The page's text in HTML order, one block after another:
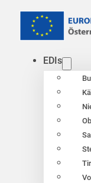
EDIs